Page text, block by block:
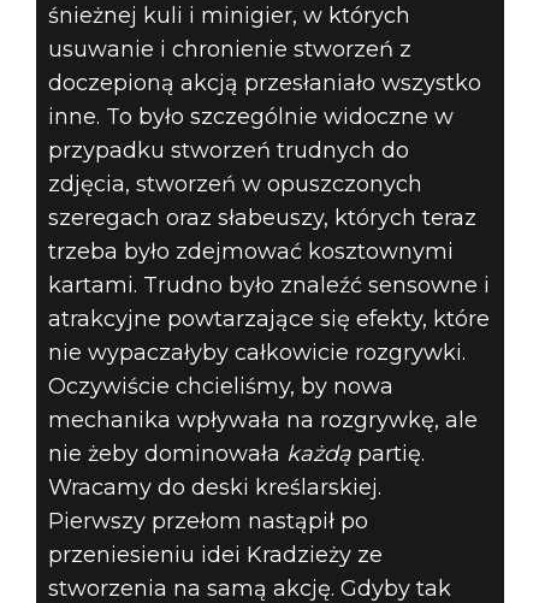
śnieżnej kuli i minigier, w których
usuwanie i chronienie stworzeń z
doczepioną akcją przesłaniało wszystko
inne. To było szczególnie widoczne w
przypadku stworzeń trudnych do
zdjęcia, stworzeń w opuszczonych
szeregach oraz słabeuszy, których teraz
trzeba było zdejmować kosztownymi
kartami. Trudno było znaleźć sensowne i
atrakcyjne powtarzające się efekty, które
nie wypaczałyby całkowicie rozgrywki.
Oczywiście chcieliśmy, by nowa
mechanika wpływała na rozgrywkę, ale
nie żeby dominowała każdąpartię.
Wracamy do deski kreślarskiej.
Pierwszy przełom nastąpił po
przeniesieniu idei Kradzieży ze
stworzenia na samą akcję. Gdyby tak